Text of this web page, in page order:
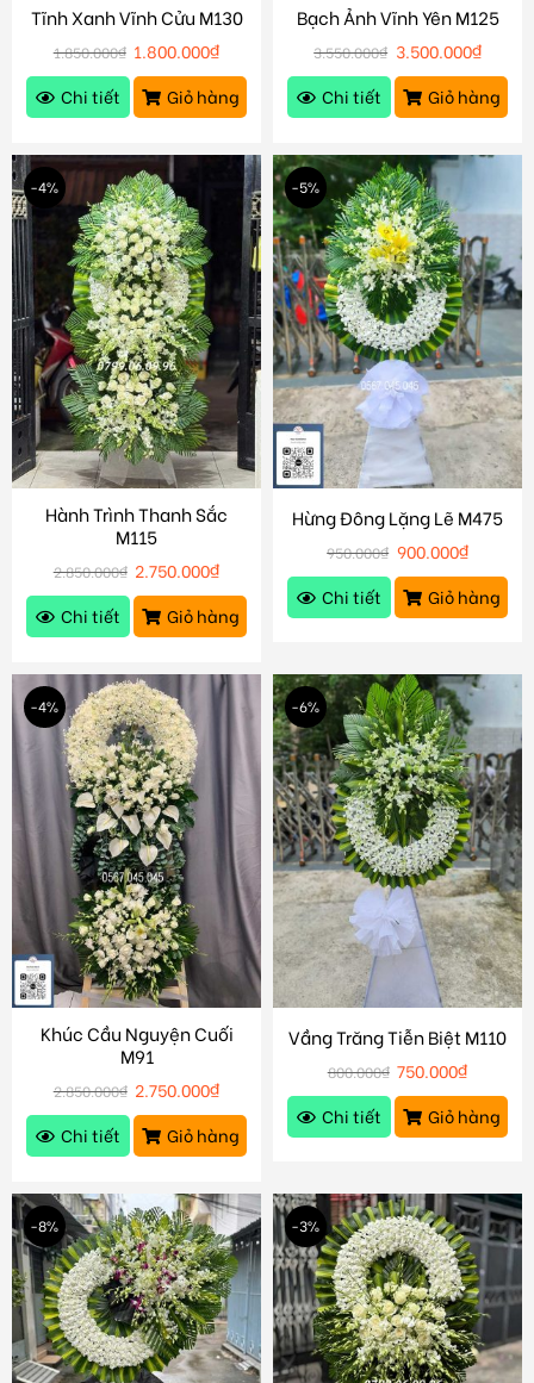
Tĩnh Xanh Vĩnh Cửu M130
1.850.000₫ 1.800.000₫
Chi tiết
Giỏ hàng
Bạch Ảnh Vĩnh Yên M125
3.550.000₫ 3.500.000₫
Chi tiết
Giỏ hàng
-4%
Hành Trình Thanh Sắc
M115
2.850.000₫ 2.750.000₫
Chi tiết
Giỏ hàng
-5%
Hừng Đông Lặng Lẽ M475
950.000₫ 900.000₫
Chi tiết
Giỏ hàng
-4%
Khúc Cầu Nguyện Cuối
M91
2.850.000₫ 2.750.000₫
Chi tiết
Giỏ hàng
-6%
Vầng Trăng Tiễn Biệt M110
800.000₫ 750.000₫
Chi tiết
Giỏ hàng
-8% -3%